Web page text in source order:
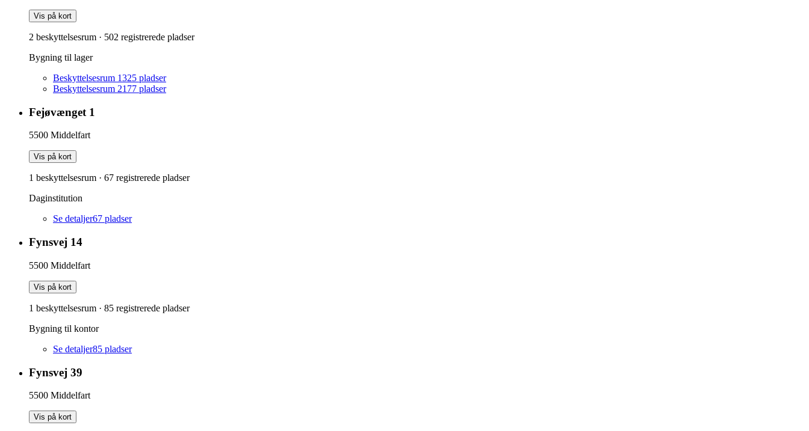
Vis på kort
2 beskyttelsesrum · 502 registrerede pladser
Bygning til lager
Beskyttelsesrum 1325 pladser
Beskyttelsesrum 2177 pladser
Fejøvænget 1
5500 Middelfart
Vis på kort
1 beskyttelsesrum · 67 registrerede pladser
Daginstitution
Se detaljer67 pladser
Fynsvej 14
5500 Middelfart
Vis på kort
1 beskyttelsesrum · 85 registrerede pladser
Bygning til kontor
Se detaljer85 pladser
Fynsvej 39
5500 Middelfart
Vis på kort